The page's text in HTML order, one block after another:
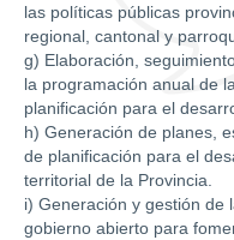
las políticas públicas
regional, cantonal y
g) Elaboración,
la programación anual de
planificación para el
h) Generación de planes,
de planificación para el
territorial de la Provincia.
i) Generación y gestión de
gobierno abierto para